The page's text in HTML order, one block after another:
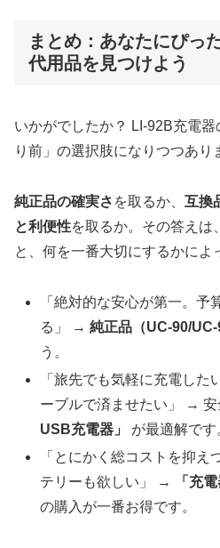
まとめ：あなたにぴっ
代用品を見つけよう
いかがでしたか？ LI-92B充電
り前」の選択肢になりつつあり
純正品の確実さ を取るか、 互換
と利便性を取るか。その答えは
と、何を一番大切にするかによ
「絶対的な安心が第一。予
る」 →純正品（UC-90/UC-
う。
「旅先でも気軽に充電した
ーブルで済ませたい」 → 安
USB充電器」
が最適解です
「とにかく総コストを抑え
テリーも欲しい」 →
「充
の購入が一番お得です。